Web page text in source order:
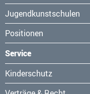
Jugendkunstschulen
Positionen
Service
Navigation
überspringen
Kinderschutz